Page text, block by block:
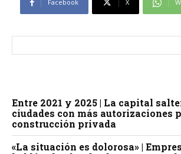
Facebook X
Entre 2021 y 2025 | La capital
ciudades con más autorizaciones
construcción privada
«La situación es dolorosa» |